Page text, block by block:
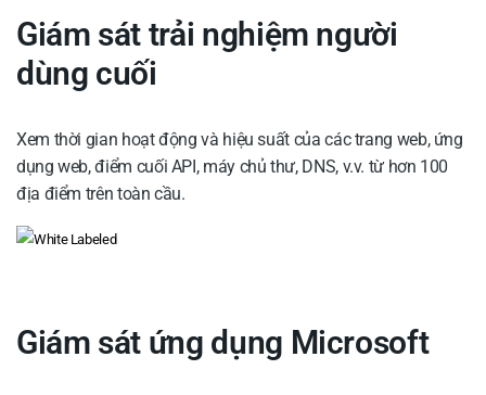
Giám sát trải nghiệm người
dùng cuối
Xem thời gian hoạt động và hiệu suất của các trang web, ứng
dụng web, điểm cuối API, máy chủ thư, DNS, v.v. từ hơn 100
địa điểm trên toàn cầu.
Giám sát ứng dụng Microsoft